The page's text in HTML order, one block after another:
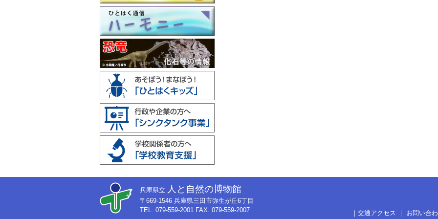
兵庫県立 人と自然の博物館
〒669-1546 兵庫県三田市弥生が丘6丁目
TEL: 079-559-2001 FAX: 079-559-2007
｜ 交通アクセス ｜ お問い合